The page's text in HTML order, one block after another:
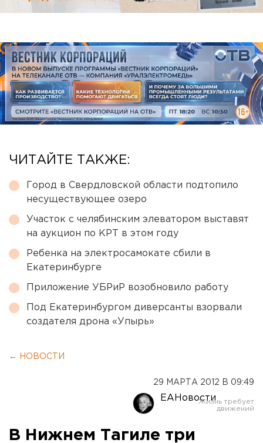
ЧИТАЙТЕ ТАКЖЕ:
Город в Свердловской области подтопило
несуществующее озеро
Участок с челябинским элеватором выставят
на аукцион по КРТ в этом году
Ребенка на электросамокате сбили в
Екатеринбурге
Приложение УБРиР возобновило работу
Под Екатеринбургом диверсанты взорвали
создателя дрона «Упырь»
← НОВОСТИ
29 МАРТА 2012 В 09:49
ЕАНовости
В Нижнем Тагиле три